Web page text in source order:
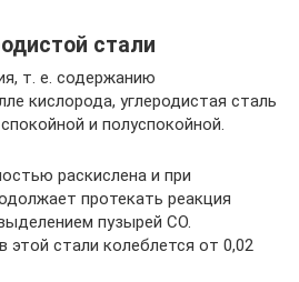
стали
т. е. содержанию
кислорода, углеродистая сталь
и полуспокойной.
раскислена и при
протекать реакция
пузырей СО.
этой стали колеблется от 0,02